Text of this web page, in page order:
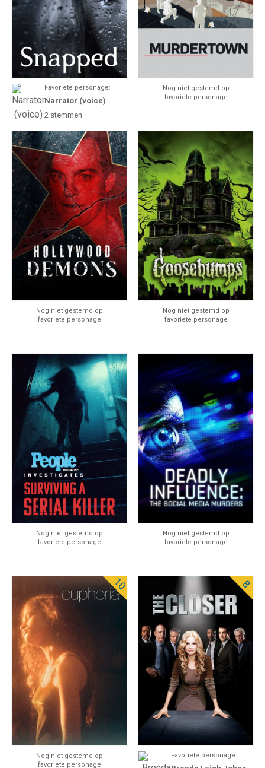
Favoriete personage:
Narrator (voice)
2 stemmen
Nog niet gestemd op
favoriete personage
Nog niet gestemd op
favoriete personage
Nog niet gestemd op
favoriete personage
Nog niet gestemd op
favoriete personage
Nog niet gestemd op
favoriete personage
10
Nog niet gestemd op
favoriete personage
8
Favoriete personage: